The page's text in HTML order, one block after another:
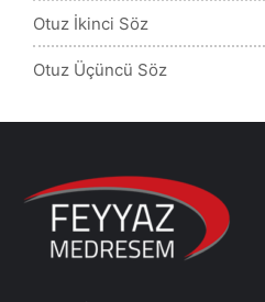
Otuz İkinci Söz
Otuz Üçüncü Söz